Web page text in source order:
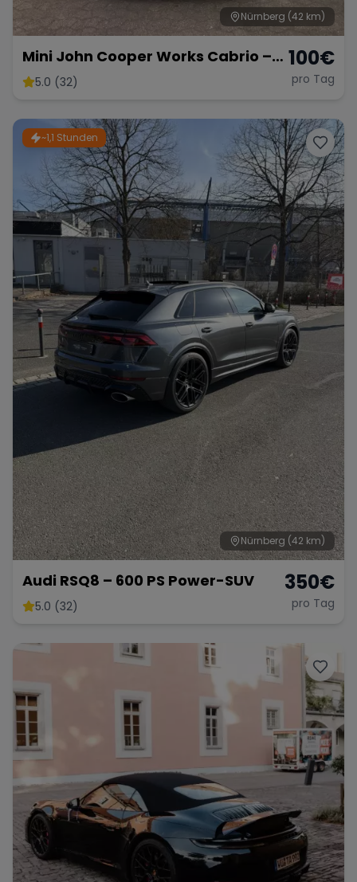
Nürnberg (42 km)
Mini John Cooper Works Cabrio –
Fahrspaß Offenes Verdeck
5.0 (32)
100€
pro Tag
~1,1 Stunden
Nürnberg (42 km)
Audi RSQ8 – 600 PS Power-SUV
5.0 (32)
350€
pro Tag